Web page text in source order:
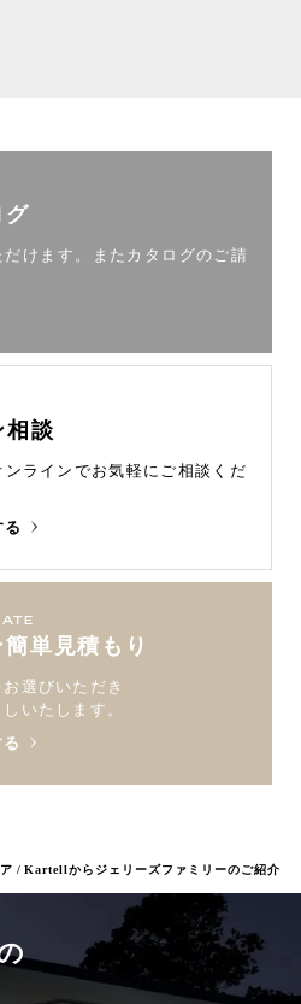
Kartellからジェリーズファミリーのご紹介
グ
けます。
またカタログのご請
相談
ンラインでお気軽にご相談くだ
単見積もり
選びいただき
いたします。